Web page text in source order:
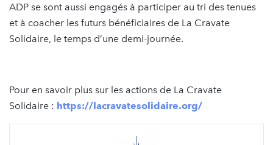
ADP se sont aussi engagés à participer au tri des tenues
et à coacher les futurs bénéficiaires de La Cravate
Solidaire, le temps d’une demi-journée.
Pour en savoir plus sur les actions de La Cravate
Solidaire : https://lacravatesolidaire.org/